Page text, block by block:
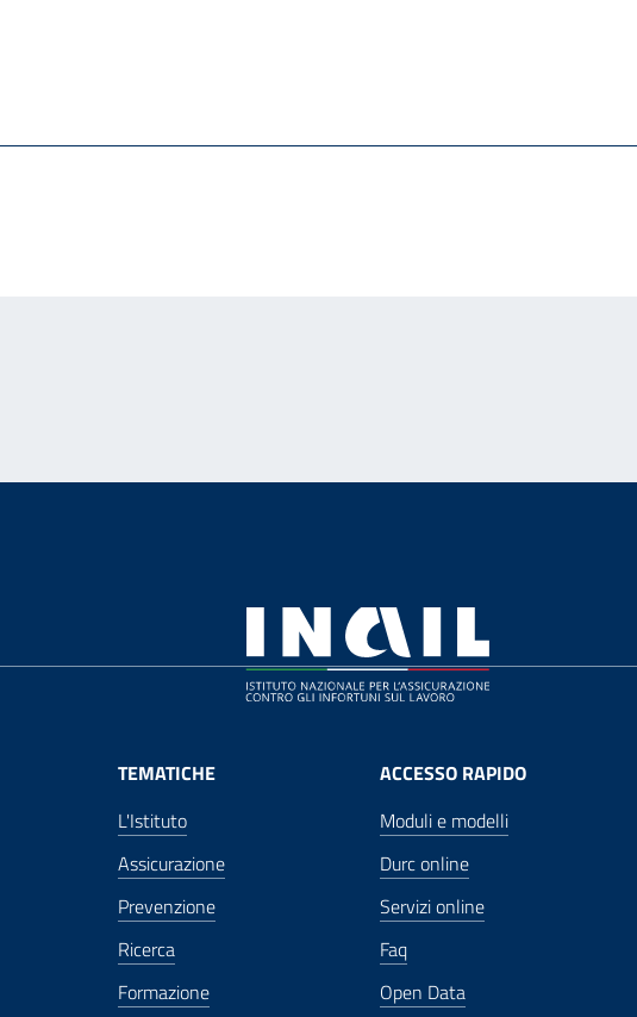
TEMATICHE
L'Istituto
Assicurazione
Prevenzione
Ricerca
Formazione
ACCESSO RAPIDO
Moduli e modelli
Durc online
Servizi online
Faq
Open Data